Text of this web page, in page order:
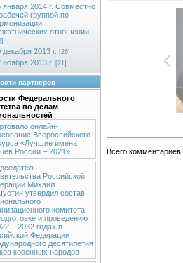
января 2014 г. Совместно
группой по
отношений
декабря 2013 г. [26]
ноября 2013 г. [21]
партнеров
Федерального
по делам
онлайн-
Всероссийского
«Лучшие имена
России – 2021»
Российской
Михаил
утвердил состав
комитета
и проведению
– 2032 годах в
Федерации
десятилетия
коренных народов
Всего комментариев: